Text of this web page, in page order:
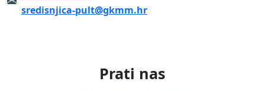
sredisnjica-pult@gkmm.hr
Prati nas